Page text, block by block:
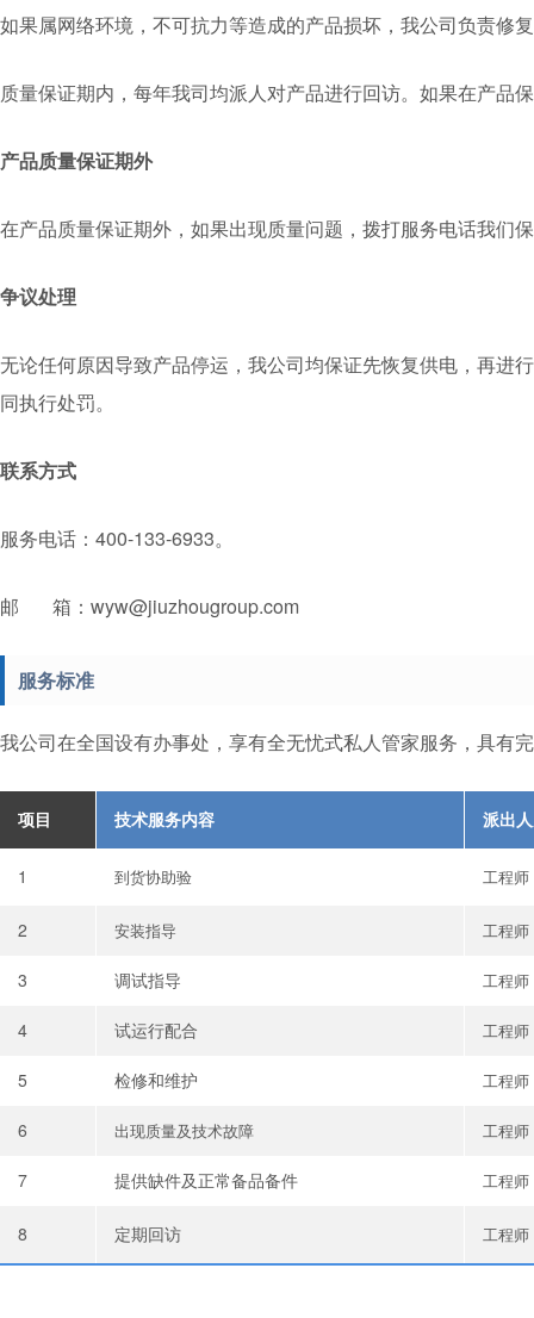
如果属网络环境，不可抗力等造成的产品损坏，我公司负责修
质量保证期内，每年我司均派人对产品进行回访。如果在产品
产品质量保证期外
在产品质量保证期外，如果出现质量问题，拨打服务电话我们
争议处理
无论任何原因导致产品停运，我公司均保证先恢复供电，再进
同执行处罚。
联系方式
服务电话：400-133-6933。
邮 箱： wyw@jiuzhougroup.com
服务标准
我公司在全国设有办事处，享有全无忧式私人管家服务，具有
项目 技术服务内容 派出
1 到货协助验 工程师
2 安装指导 工程师
3 调试指导 工程师
4 试运行配合 工程师
5 检修和维护 工程师
6 出现质量及技术故障 工程师
7 提供缺件及正常备品备件 工程师
8 定期回访 工程师